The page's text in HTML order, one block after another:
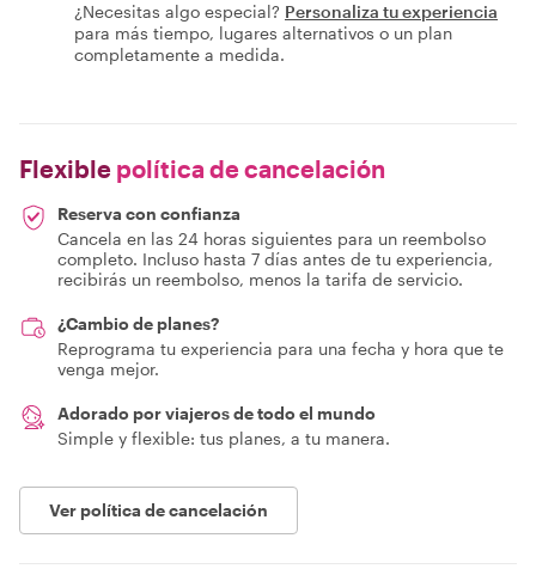
¿Necesitas algo especial? Personaliza tu experiencia
para más tiempo, lugares alternativos o un plan
completamente a medida.
Flexible política de cancelación
Reserva con confianza
Cancela en las 24 horas siguientes para un reembolso
completo. Incluso hasta 7 días antes de tu experiencia,
recibirás un reembolso, menos la tarifa de servicio.
¿Cambio de planes?
Reprograma tu experiencia para una fecha y hora que te
venga mejor.
Adorado por viajeros de todo el mundo
Simple y flexible: tus planes, a tu manera.
Ver política de cancelación